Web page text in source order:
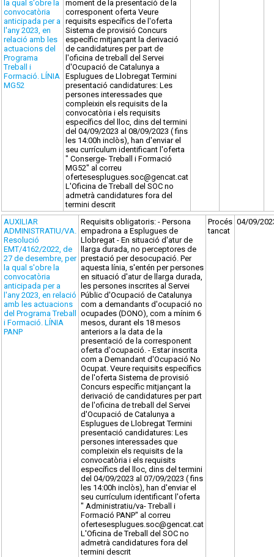
la qual s'obre la
convocatòria
anticipada per a
l'any 2023, en
relació amb les
actuacions del
Programa
Treball i
Formació. LÍNIA
MG52
moment de la presentació de la
corresponent oferta Veure
requisits específics de l'oferta
Sistema de provisió Concurs
específic mitjançant la derivació
de candidatures per part de
l'oficina de treball del Servei
d'Ocupació de Catalunya a
Esplugues de Llobregat Termini
presentació candidatures: Les
persones interessades que
compleixin els requisits de la
convocatòria i els requisits
específics del lloc, dins del termini
del 04/09/2023 al 08/09/2023 ( fins
les 14:00h inclòs), han d'enviar el
seu currículum identificant l'oferta
" Conserge- Treball i Formació
MG52" al correu
ofertesesplugues.soc@gencat.cat
L'Oficina de Treball del SOC no
admetrà candidatures fora del
termini descrit
AUXILIAR
ADMINISTRATIU/VA.
Resolució
EMT/4162/2022, de
27 de desembre, per
la qual s'obre la
convocatòria
anticipada per a
l'any 2023, en relació
amb les actuacions
del Programa Treball
i Formació. LÍNIA
PANP
Requisits obligatoris: - Persona
empadrona a Esplugues de
Llobregat - En situació d'atur de
llarga durada, no perceptores de
prestació per desocupació. Per
aquesta línia, s'entén per persones
en situació d'atur de llarga durada,
les persones inscrites al Servei
Públic d'Ocupació de Catalunya
com a demandants d'ocupació no
ocupades (DONO), com a mínim 6
mesos, durant els 18 mesos
anteriors a la data de la
presentació de la corresponent
oferta d'ocupació. - Estar inscrita
com a Demandant d'Ocupació No
Ocupat. Veure requisits específics
de l'oferta Sistema de provisió
Concurs específic mitjançant la
derivació de candidatures per part
de l'oficina de treball del Servei
d'Ocupació de Catalunya a
Esplugues de Llobregat Termini
presentació candidatures: Les
persones interessades que
compleixin els requisits de la
convocatòria i els requisits
específics del lloc, dins del termini
del 04/09/2023 al 07/09/2023 ( fins
les 14:00h inclòs), han d'enviar el
seu currículum identificant l'oferta
" Administratiu/va- Treball i
Formació PANP" al correu
ofertesesplugues.soc@gencat.cat
L'Oficina de Treball del SOC no
admetrà candidatures fora del
termini descrit
Procés
tancat
04/09/